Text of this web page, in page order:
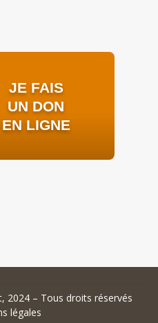
JE FAIS
UN DON
EN LIGNE
, 2024 – Tous droits réservés
légales